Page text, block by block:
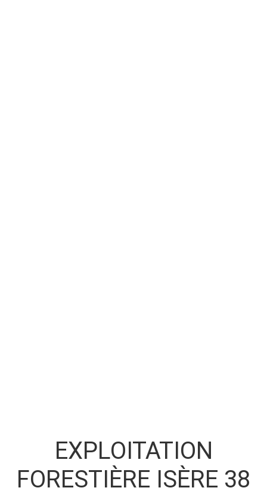
EXPLOITATION
FORESTIÈRE ISÈRE 38